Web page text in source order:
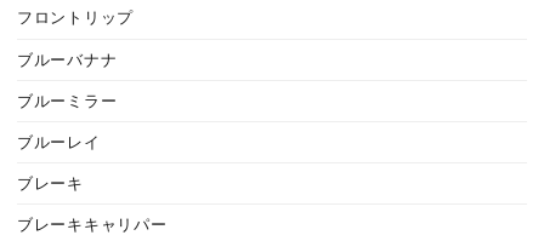
フロントリップ
ブルーバナナ
ブルーミラー
ブルーレイ
ブレーキ
ブレーキキャリパー